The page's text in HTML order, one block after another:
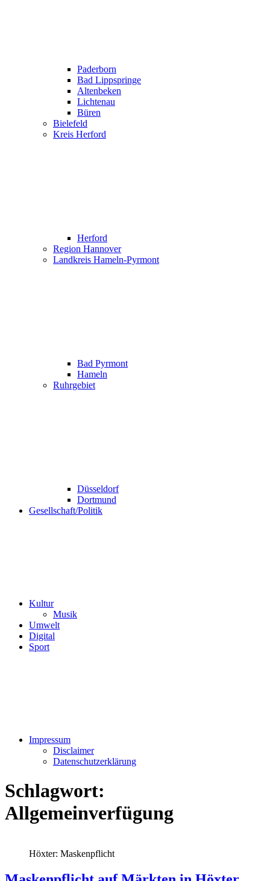
Paderborn
Bad Lippspringe
Altenbeken
Lichtenau
Büren
Bielefeld
Kreis Herford
Herford
Region Hannover
Landkreis Hameln-Pyrmont
Bad Pyrmont
Hameln
Ruhrgebiet
Düsseldorf
Dortmund
Gesellschaft/Politik
Kultur
Musik
Umwelt
Digital
Sport
Impressum
Disclaimer
Datenschutzerklärung
Schlagwort:
Allgemeinverfügung
Höxter: Maskenpflicht